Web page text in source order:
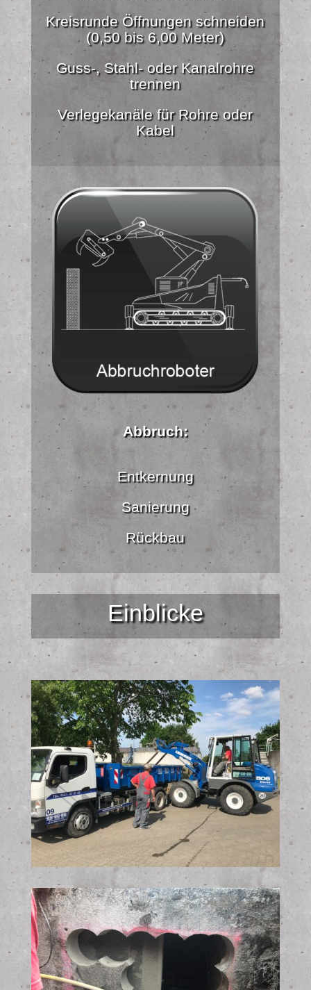
Kreisrunde Öffnungen schneiden
(0,50 bis 6,00 Meter)
Guss-, Stahl- oder Kanalrohre
trennen
Verlegekanäle für Rohre oder
Kabel
Abbruch:
Entkernung
Sanierung
Rückbau
Einblicke